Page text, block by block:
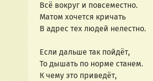
Всё вокруг и повсеместно.
Матом хочется кричать
В адрес тех людей нелестно.
Если дальше так пойдёт,
То дышать по норме станем.
К чему это приведёт,